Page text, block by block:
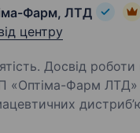
Фарм, ЛТД
центру
Досвід роботи
«Оптіма-Фарм